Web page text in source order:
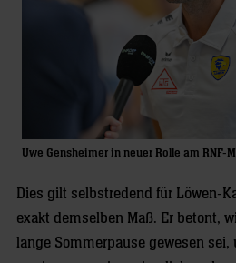
Uwe Gensheimer in neuer Rolle am RNF-
Dies gilt selbstredend für Löwen-
exakt demselben Maß. Er betont,
lange Sommerpause gewesen